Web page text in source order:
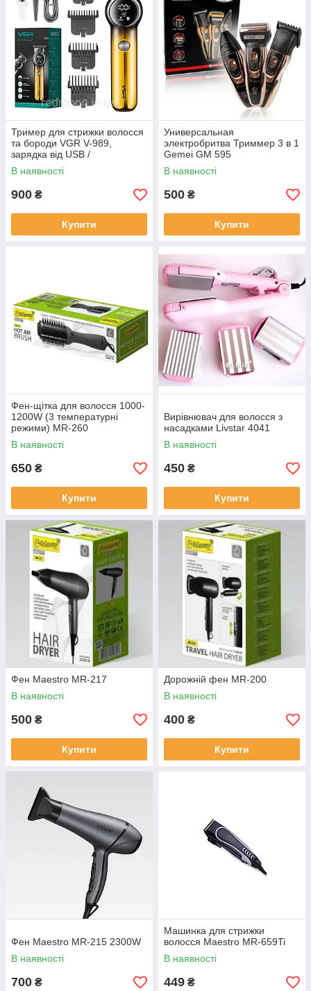
Тример для стрижки волосся
та бороди VGR V-989,
зарядка від USB /
Акумуляторна машинка для
стрижки з насадками
В наявності
900 ₴
Купити
Универсальная
электробритва Триммер 3 в 1
Gemei GM 595
В наявності
500 ₴
Купити
Фен-щітка для волосся 1000-
1200W (3 температурні
режими) MR-260
В наявності
650 ₴
Купити
Вирівнювач для волосся з
насадками Livstar 4041
В наявності
450 ₴
Купити
Фен Maestro MR-217
В наявності
500 ₴
Купити
Дорожній фен MR-200
В наявності
400 ₴
Купити
Фен Maestro MR-215 2300W
В наявності
700 ₴
Машинка для стрижки
волосся Maestro MR-659Ti
В наявності
449 ₴